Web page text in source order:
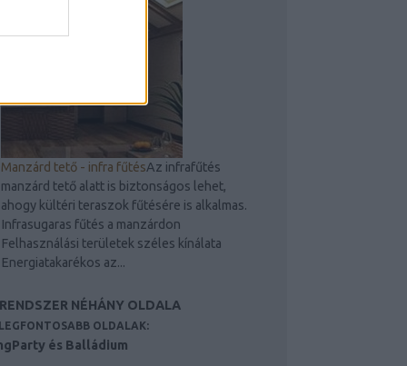
Manzárd tető - infra fűtésAz infrafűtés
manzárd tető alatt is biztonságos lehet,
ahogy kültéri teraszok fűtésére is alkalmas.
Infrasugaras fűtés a manzárdon
Felhasználási területek széles kínálata
Energiatakarékos az...
NÉHÁNY OLDALA
OLDALAK:
és Balládium